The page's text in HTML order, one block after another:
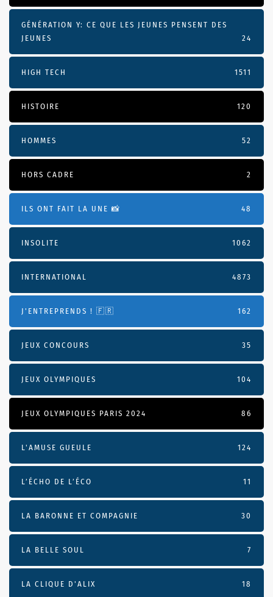
GÉNÉRATION Y: CE QUE LES JEUNES PENSENT DES
JEUNES
24
HIGH TECH 1511
HISTOIRE 120
HOMMES 52
HORS CADRE 2
ILS ONT FAIT LA UNE 📸 48
INSOLITE 1062
INTERNATIONAL 4873
J'ENTREPRENDS ! 🇫🇷 162
JEUX CONCOURS 35
JEUX OLYMPIQUES 104
JEUX OLYMPIQUES PARIS 2024 86
L'AMUSE GUEULE 124
L’ÉCHO DE L’ÉCO 11
LA BARONNE ET COMPAGNIE 30
LA BELLE SOUL 7
LA CLIQUE D'ALIX 18